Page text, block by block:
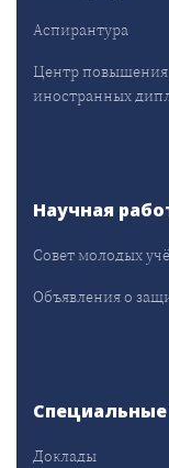
Аспирантура
Центр повышения
иностранных
Научная
Совет молодых
Объявления о
Доклады